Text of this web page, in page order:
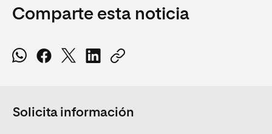
Comparte esta noticia
Solicita información